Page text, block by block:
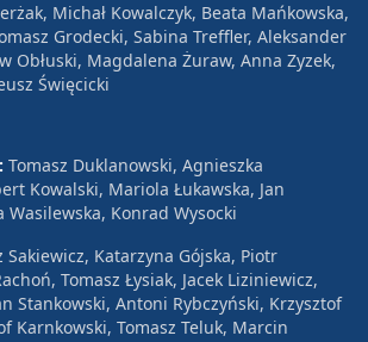
Michał Kowalczyk, Beata Mańkowska,
Grodecki, Sabina Treffler, Aleksander
Obłuski, Magdalena Żuraw, Anna Zyzek,
Święcicki
Tomasz Duklanowski, Agnieszka
Kowalski, Mariola Łukawska, Jan
Wasilewska, Konrad Wysocki
Sakiewicz, Katarzyna Gójska, Piotr
Tomasz Łysiak, Jacek Liziniewicz,
Stankowski, Antoni Rybczyński, Krzysztof
Karnkowski, Tomasz Teluk, Marcin